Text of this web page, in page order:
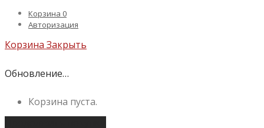
Корзина 0
Авторизация
Корзина Закрыть
Обновление…
Корзина пуста.